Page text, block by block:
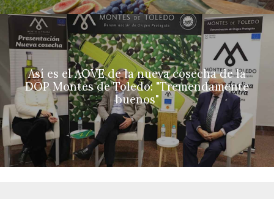
Así es el AOVE de la nueva cosecha de la
DOP Montes de Toledo: "Tremendamente
buenos"